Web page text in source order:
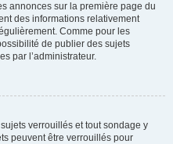
annonces sur la première page du
des informations relativement
Comme pour les
de publier des sujets
par l’administrateur.
verrouillés et tout sondage y
peuvent être verrouillés pour